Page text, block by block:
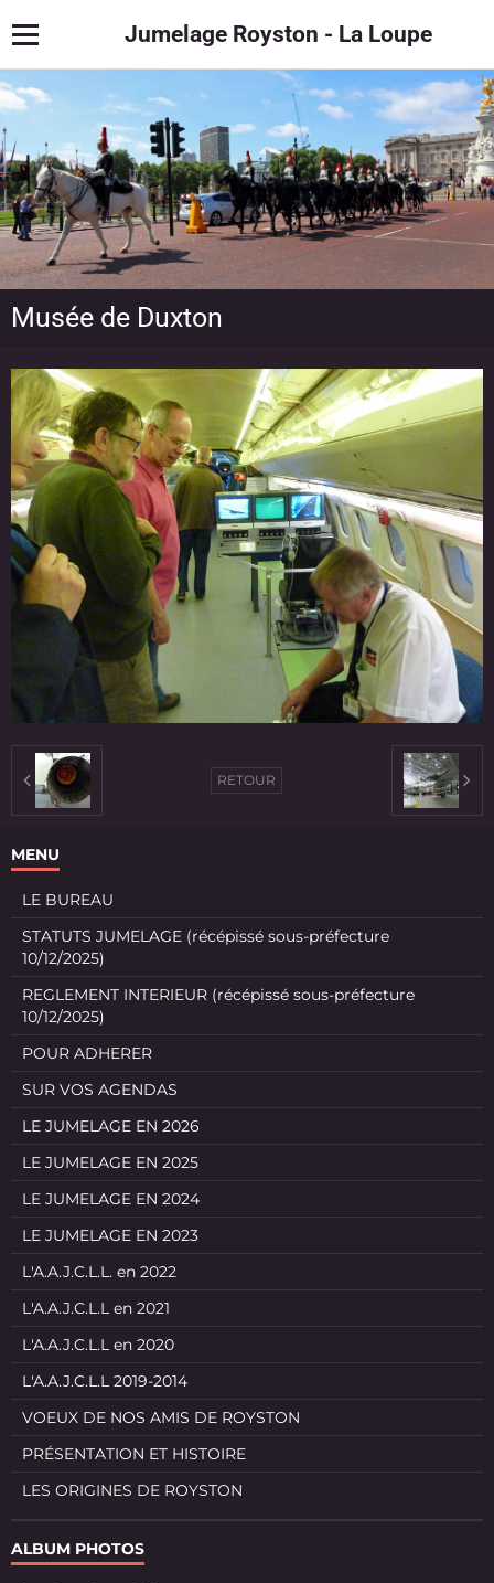
Jumelage Royston - La Loupe
Musée de Duxton
RETOUR
MENU
LE BUREAU
STATUTS JUMELAGE (récépissé sous-préfecture
10/12/2025)
REGLEMENT INTERIEUR (récépissé sous-préfecture
10/12/2025)
POUR ADHERER
SUR VOS AGENDAS
LE JUMELAGE EN 2026
LE JUMELAGE EN 2025
LE JUMELAGE EN 2024
LE JUMELAGE EN 2023
L'A.A.J.C.L.L. en 2022
L'A.A.J.C.L.L en 2021
L'A.A.J.C.L.L en 2020
L'A.A.J.C.L.L 2019-2014
VOEUX DE NOS AMIS DE ROYSTON
PRÉSENTATION ET HISTOIRE
LES ORIGINES DE ROYSTON
ALBUM PHOTOS